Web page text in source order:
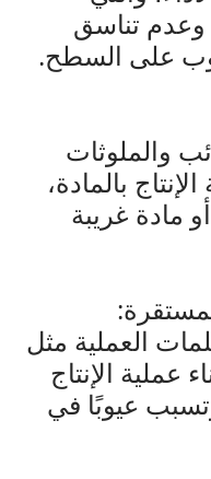
وعدم تناسق
على السطح.
والملوثات
بالمادة،
مادة غريبة
العملية مثل
عملية الإنتاج
عيوبًا في